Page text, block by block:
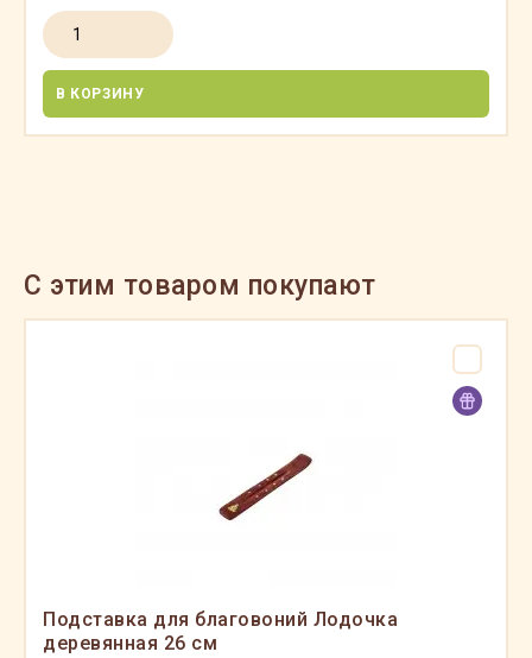
В КОРЗИНУ
C этим товаром покупают
Подставка для благовоний Лодочка
деревянная 26 см